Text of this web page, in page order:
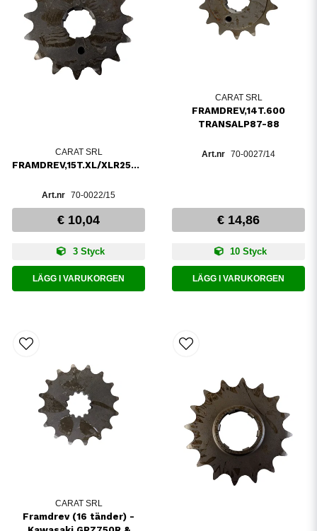
CARAT SRL
FRAMDREV,15T.XL/XLR250/500/600
70-0022/15
€ 10,04
3 Styck
LÄGG I VARUKORGEN
CARAT SRL
FRAMDREV,14T.600
TRANSALP87-88
70-0027/14
€ 14,86
10 Styck
LÄGG I VARUKORGEN
CARAT SRL
Framdrev (16 tänder) -